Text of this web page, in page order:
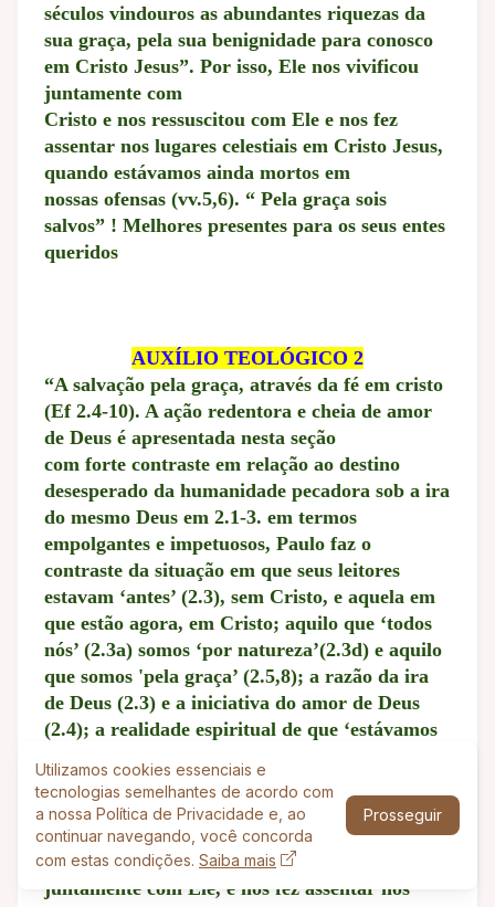
séculos vindouros as abundantes riquezas da
sua graça, pela sua benignidade para conosco
em Cristo Jesus”. Por isso, Ele nos vivificou
juntamente com
Cristo e nos ressuscitou com Ele e nos fez
assentar nos lugares celestiais em Cristo Jesus,
quando estávamos ainda mortos em
nossas ofensas (vv.5,6). “ Pela graça sois
salvos” ! Melhores presentes para os seus entes
queridos
AUXÍLIO TEOLÓGICO 2
“A salvação pela graça, através da fé em cristo
(Ef 2.4-10). A ação redentora e cheia de amor
de Deus é apresentada nesta seção
com forte contraste em relação ao destino
desesperado da humanidade pecadora sob a ira
do mesmo Deus em 2.1-3. em termos
empolgantes e impetuosos, Paulo faz o
contraste da situação em que seus leitores
estavam ‘antes’ (2.3), sem Cristo, e aquela em
que estão agora, em Cristo; aquilo que ‘todos
nós’ (2.3a) somos ‘por natureza’(2.3d) e aquilo
que somos 'pela graça’ (2.5,8); a razão da ira
de Deus (2.3) e a iniciativa do amor de Deus
(2.4); a realidade espiritual de que ‘estávamos
juntamente com Cristo’ (2.5); o fato
de estarmos irremediavelmente atolados na
lama do pecado, como escravos de Satanás
(2.2,3), mas que Deus ‘nos ressuscitou
juntamente com Ele, e nos fez assentar nos
Utilizamos cookies essenciais e
tecnologias semelhantes de acordo com
a nossa Política de Privacidade e, ao
continuar navegando, você concorda
com estas condições. Saiba mais
Prosseguir